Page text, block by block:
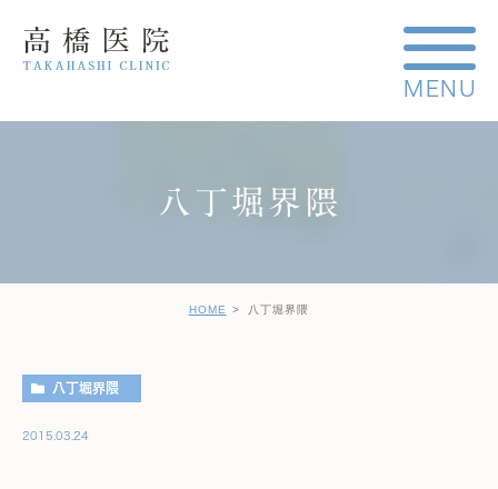
八丁堀界隈
HOME 八丁堀界隈
八丁堀界隈
2015.03.24